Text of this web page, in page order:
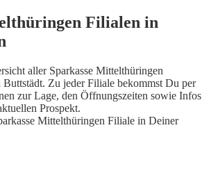
Filialen in
aller Sparkasse Mittelthüringen
Zu jeder Filiale bekommst Du per
zur Lage, den Öffnungszeiten sowie Infos
Prospekt.
Mittelthüringen Filiale in Deiner